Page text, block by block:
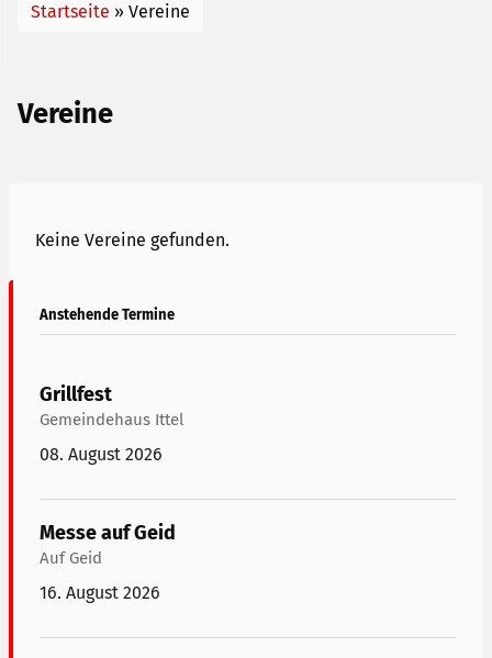
Startseite » Vereine
Vereine
Keine Vereine gefunden.
Anstehende Termine
Grillfest
Gemeindehaus Ittel
08. August 2026
Messe auf Geid
Auf Geid
16. August 2026